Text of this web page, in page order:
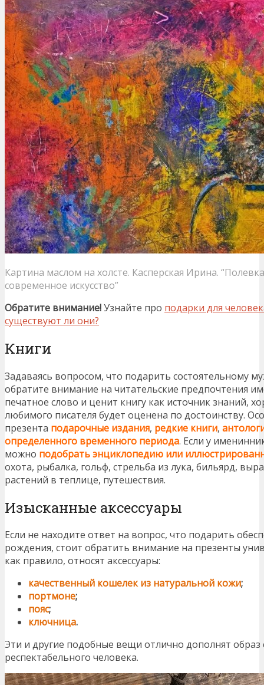
Картина маслом на холсте. Касперская Ирина.
современное искусство”
Обратите внимание!Узнайте про подарки для
существуют ли они?
Книги
Задаваясь вопросом, что подарить состоятельному
обратите внимание на читательские предпочтения
печатное слово и ценит книгу как источник знаний,
любимого писателя будет оценена по достоинству.
презента подарочные издания, редкие книги,
определенного временного периода. Если у
можно подобрать энциклопедию или
охота, рыбалка, гольф, стрельба из лука, бильярд,
растений в теплице, путешествия.
Изысканные аксессуары
Если не находите ответ на вопрос, что подарить
рождения, стоит обратить внимание на презенты
как правило, относят аксессуары:
качественный кошелек из натуральной кожи;
портмоне;
пояс;
ключница.
Эти и другие подобные вещи отлично дополнят образ
респектабельного человека.